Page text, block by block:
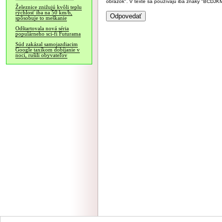
Železnice znižujú kvôli teplu
rýchlosť iba na 50 km/h,
spôsobuje to meškanie
Odštartovala nová séria
populárneho sci-fi Futurama
Súd zakázal samojazdiacim
Google taxíkom dobíjanie v
noci, rušili obyvateľov
obrázok". V texte sa používajú iba znaky